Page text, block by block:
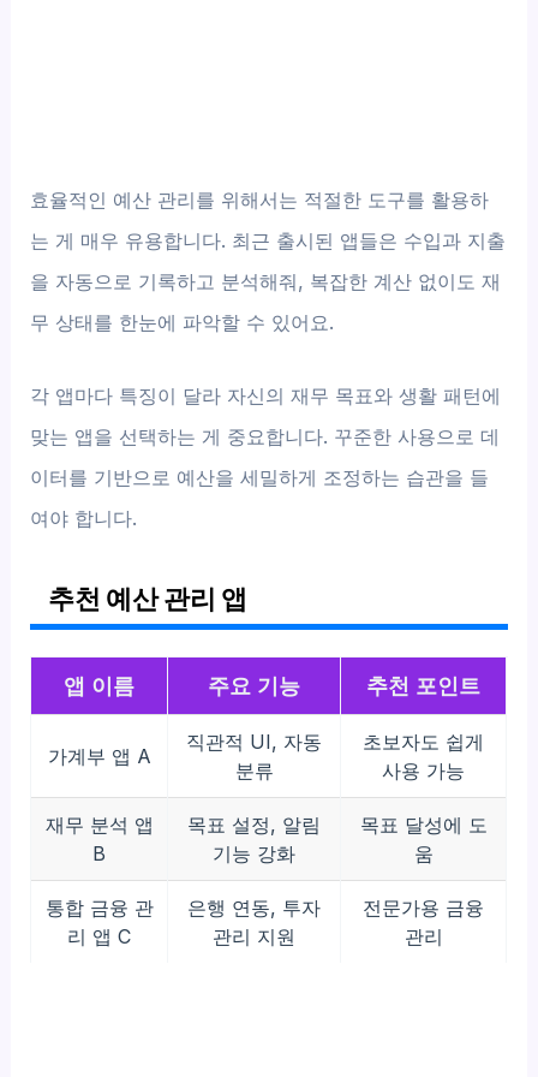
효율적인 예산 관리를 위해서는 적절한 도구를 활용하
는 게 매우 유용합니다. 최근 출시된 앱들은 수입과 지출
을 자동으로 기록하고 분석해줘, 복잡한 계산 없이도 재
무 상태를 한눈에 파악할 수 있어요.
각 앱마다 특징이 달라 자신의 재무 목표와 생활 패턴에
맞는 앱을 선택하는 게 중요합니다. 꾸준한 사용으로 데
이터를 기반으로 예산을 세밀하게 조정하는 습관을 들
여야 합니다.
추천 예산 관리 앱
앱 이름 주요 기능 추천 포인트
가계부 앱 A
직관적 UI, 자동
분류
초보자도 쉽게
사용 가능
재무 분석 앱
B
목표 설정, 알림
기능 강화
목표 달성에 도
움
통합 금융 관
리 앱 C
은행 연동, 투자
관리 지원
전문가용 금융
관리